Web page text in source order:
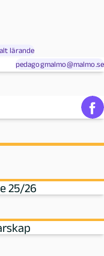
lärande
pedagogmalmo@malmo.se
25/26